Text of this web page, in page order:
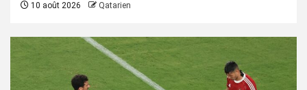
10 août 2026 Qatarien